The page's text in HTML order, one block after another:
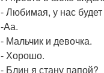
- Любимая, у нас
-Аа.
- Мальчик и девочка.
- Хорошо.
- Блин я стану папой?